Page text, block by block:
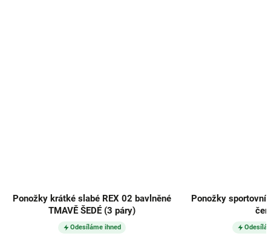
Ponožky krátké slabé REX 02 bavlněné
TMAVĚ ŠEDÉ (3 páry)
Odesíláme ihned
Ponožky sportovní